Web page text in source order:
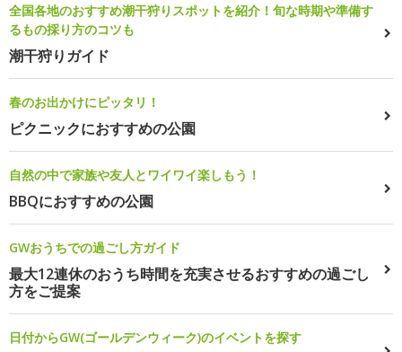
全国各地のおすすめ潮干狩りスポットを紹介！旬な時期や準備す
るもの採り方のコツも
潮干狩りガイド
春のお出かけにピッタリ！
ピクニックにおすすめの公園
自然の中で家族や友人とワイワイ楽しもう！
BBQにおすすめの公園
GWおうちでの過ごし方ガイド
最大12連休のおうち時間を充実させるおすすめの過ごし
方をご提案
日付からGW(ゴールデンウィーク)のイベントを探す